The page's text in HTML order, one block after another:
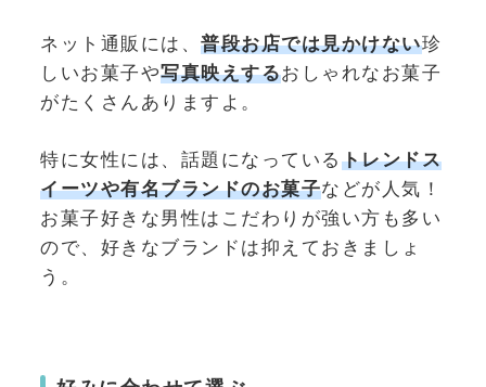
ネット通販には、 普段お店では見かけない珍
しいお菓子や写真映えするおしゃれなお菓子
がたくさんありますよ。
特に女性には、話題になっている トレンドス
イーツや有名ブランドのお菓子などが人気！
お菓子好きな男性はこだわりが強い方も多い
ので、好きなブランドは抑えておきましょ
う。